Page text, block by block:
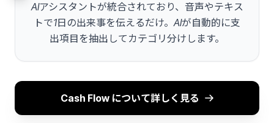
AIアシスタントが統合されており、音声やテキス
トで1日の出来事を伝えるだけ。AIが自動的に支
出項目を抽出してカテゴリ分けします。
Cash Flow について詳しく見る